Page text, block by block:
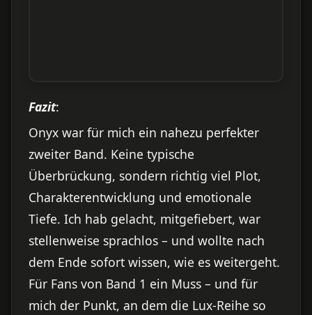
Fazit:
Onyx war für mich ein nahezu perfekter
zweiter Band. Keine typische
Überbrückung, sondern richtig viel Plot,
Charakterentwicklung und emotionale
Tiefe. Ich hab gelacht, mitgefiebert, war
stellenweise sprachlos – und wollte nach
dem Ende sofort wissen, wie es weitergeht.
Für Fans von Band 1 ein Muss – und für
mich der Punkt, an dem die Lux-Reihe so